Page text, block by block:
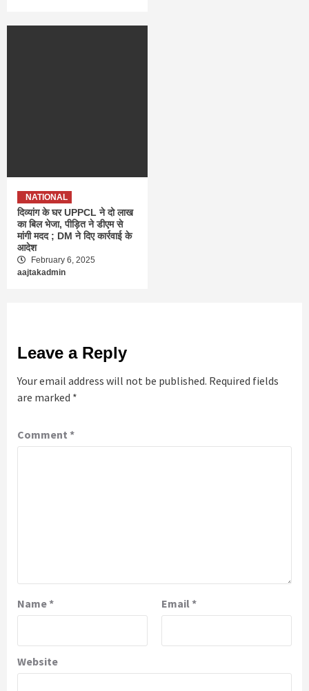
NATIONAL
दिव्यांग के घर UPPCL ने दो लाख
का बिल भेजा, पीड़ित ने डीएम से
मांगी मदद ; DM ने दिए कार्रवाई के
आदेश
February 6, 2025
aajtakadmin
Leave a Reply
Your email address will not be published. Required fields
are marked *
Comment *
Name* Email*
Website